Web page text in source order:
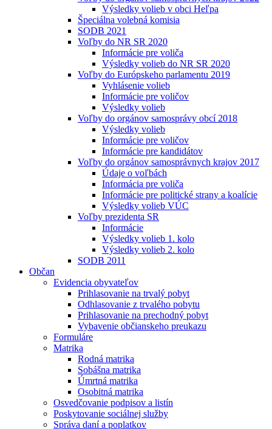
Výsledky volieb v obci Heľpa
Špeciálna volebná komisia
SODB 2021
Voľby do NR SR 2020
Informácie pre voliča
Výsledky volieb do NR SR 2020
Voľby do Európskeho parlamentu 2019
Vyhlásenie volieb
Informácie pre voličov
Výsledky volieb
Voľby do orgánov samosprávy obcí 2018
Výsledky volieb
Informácie pre voličov
Informácie pre kandidátov
Voľby do orgánov samosprávnych krajov 2017
Údaje o voľbách
Informácia pre voliča
Informácie pre politické strany a koalície
Výsledky volieb VÚC
Voľby prezidenta SR
Informácie
Výsledky volieb 1. kolo
Výsledky volieb 2. kolo
SODB 2011
Občan
Evidencia obyvateľov
Prihlasovanie na trvalý pobyt
Odhlasovanie z trvalého pobytu
Prihlasovanie na prechodný pobyt
Vybavenie občianskeho preukazu
Formuláre
Matrika
Rodná matrika
Sobášna matrika
Úmrtná matrika
Osobitná matrika
Osvedčovanie podpisov a listín
Poskytovanie sociálnej služby
Správa daní a poplatkov